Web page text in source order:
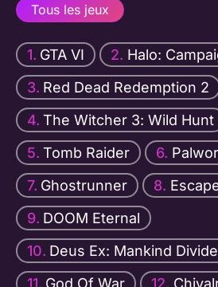
Tous les jeux
GTA VI
Halo:
Red Dead Redemption 2
The Witcher 3: Wild Hunt
Tomb Raider
Ghostrunner
DOOM Eternal
Deus Ex: Mankind
God Of War